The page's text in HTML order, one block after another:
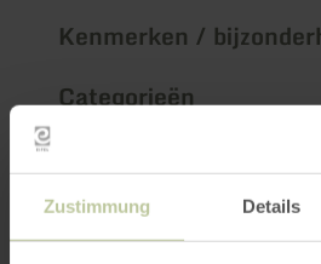
Zustimmung Details
Kenmerken /
Categorieën
Impressies